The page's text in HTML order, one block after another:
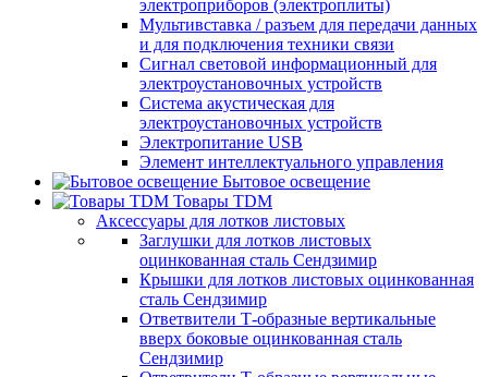
электроприборов (электроплиты)
Мультивставка / разъем для передачи данных
и для подключения техники связи
Сигнал световой информационный для
электроустановочных устройств
Система акустическая для
электроустановочных устройств
Электропитание USB
Элемент интеллектуального управления
Бытовое освещение
Товары TDM
Аксессуары для лотков листовых
Заглушки для лотков листовых
оцинкованная сталь Сендзимир
Крышки для лотков листовых оцинкованная
сталь Сендзимир
Ответвители Т-образные вертикальные
вверх боковые оцинкованная сталь
Сендзимир